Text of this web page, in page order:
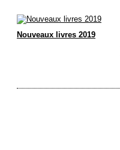
Nouveaux livres 2019